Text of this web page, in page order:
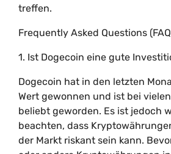
treffen.
Frequently Asked Questions
1. Ist Dogecoin eine gute
Dogecoin hat in den letzten
Wert gewonnen und ist bei
beliebt geworden. Es ist jedoch
beachten, dass
der Markt riskant sein kann.